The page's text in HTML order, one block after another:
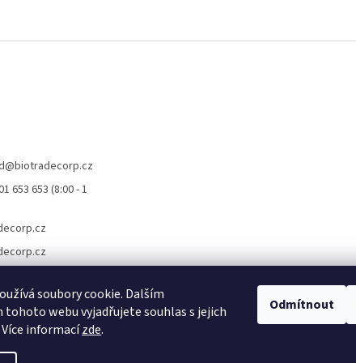
soubory cookie. Dalším
tohoto webu vyjadřujete souhlas s jejich
informacízde.
Odmítnout
@biotradecorp.cz
653 653 (8:00 - 1